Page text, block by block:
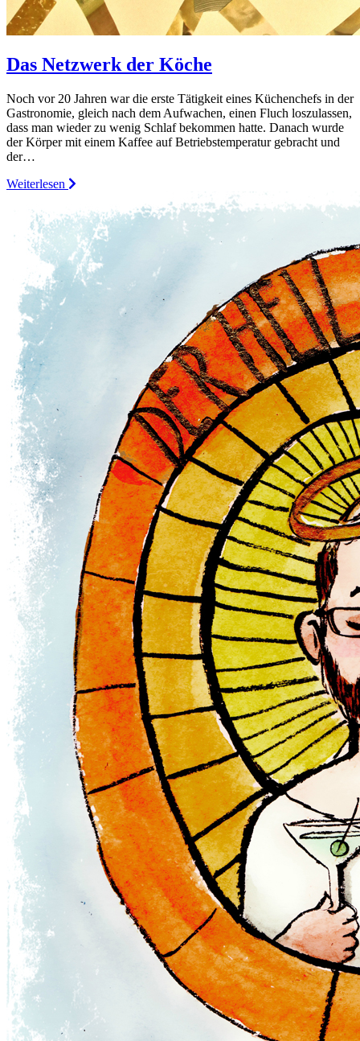
Das Netzwerk der Köche
Noch vor 20 Jahren war die erste Tätigkeit eines Küchenchefs in der
Gastronomie, gleich nach dem Aufwachen, einen Fluch loszulassen,
dass man wieder zu wenig Schlaf bekommen hatte. Danach wurde
der Körper mit einem Kaffee auf Betriebstemperatur gebracht und
der…
Weiterlesen